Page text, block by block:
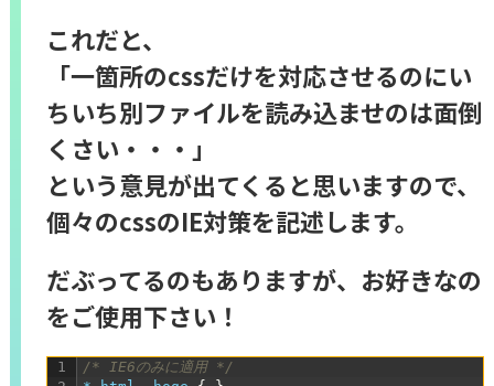
これだと、
「一箇所のcssだけを対応させるのにい
ちいち別ファイルを読み込ませのは面倒
くさい・・・」
という意見が出てくると思いますので、
個々のcssのIE対策を記述します。
だぶってるのもありますが、お好きなの
をご使用下さい！
1
/* IE6のみに適用 */